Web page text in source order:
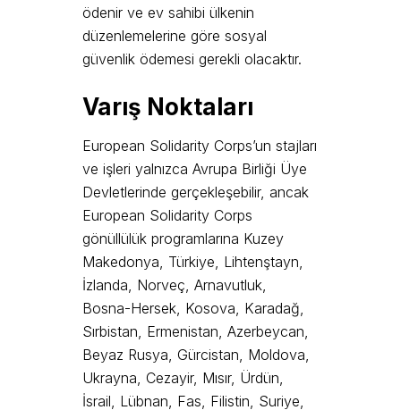
ödenir ve ev sahibi ülkenin
düzenlemelerine göre sosyal
güvenlik ödemesi gerekli olacaktır.
Varış Noktaları
European Solidarity Corps’un stajları
ve işleri yalnızca Avrupa Birliği Üye
Devletlerinde gerçekleşebilir, ancak
European Solidarity Corps
gönüllülük programlarına Kuzey
Makedonya, Türkiye, Lihtenştayn,
İzlanda, Norveç, Arnavutluk,
Bosna-Hersek, Kosova, Karadağ,
Sırbistan, Ermenistan, Azerbeycan,
Beyaz Rusya, Gürcistan, Moldova,
Ukrayna, Cezayir, Mısır, Ürdün,
İsrail, Lübnan, Fas, Filistin, Suriye,